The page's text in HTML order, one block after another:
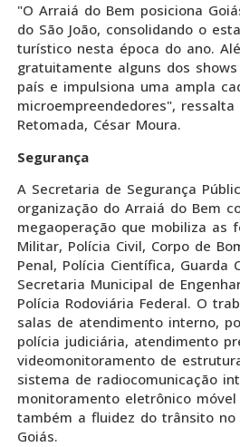
"O Arraiá do Bem posiciona
do São João, consolidando o
turístico nesta época do ano.
gratuitamente alguns dos
país e impulsiona uma ampla
microempreendedores",
Retomada, César Moura.
Segurança
A Secretaria de Segurança
organização do Arraiá do Bem
megaoperação que mobiliza as
Militar, Polícia Civil, Corpo de
Penal, Polícia Científica, Guarda
Secretaria Municipal de
Polícia Rodoviária Federal. O
salas de atendimento interno,
polícia judiciária, atendimento
videomonitoramento de
sistema de radiocomunicação
monitoramento eletrônico
também a fluidez do trânsito no
Goiás.